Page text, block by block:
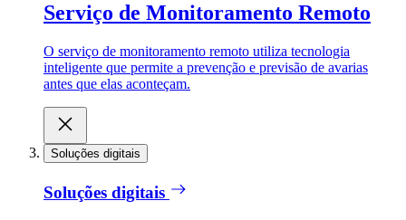
Serviço de Monitoramento Remoto
O serviço de monitoramento remoto utiliza tecnologia
inteligente que permite a prevenção e previsão de avarias
antes que elas aconteçam.
Soluções digitais
Soluções digitais